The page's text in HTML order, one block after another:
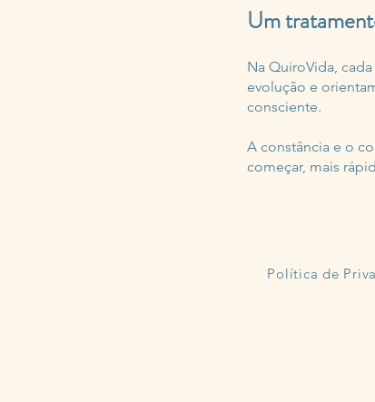
Um
Na QuiroVida,
evolução e
consciente.
A constância e o
começar, mais
Política de